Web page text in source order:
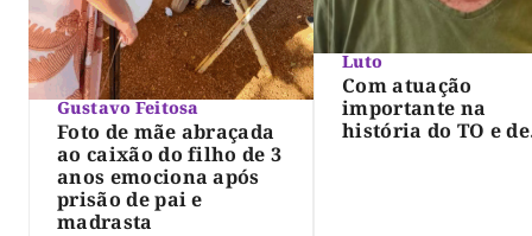
Gustavo Feitosa
Foto de mãe abraçada
ao caixão do filho de 3
anos emociona após
prisão de pai e
madrasta
Luto
Com atuação
importante na
história do TO e de